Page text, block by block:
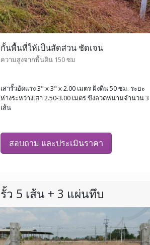
กั้นพื้นที่ให้เป็นสัดส่วน ชัดเจน
ความสูงจากพื้นดิน 150 ซม
เสารั้วอัดแรง 3" x 3" x 2.00 เมตร ฝังดิน 50 ซม. ระยะ
ห่างระหว่างเสา 2.50-3.00 เมตร ขึงลวดหนามจำนวน 3
เส้น
สอบถาม และประเมินราคา
รั้ว 5 เส้น + 3 แผ่นทึบ